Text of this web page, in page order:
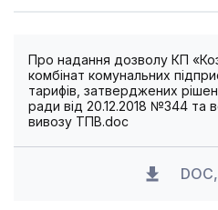
Про надання дозволу КП
комбінат комунальних
тарифів, затверджених
ради від 20.12.2018 №344 та
вивозу ТПВ.doc